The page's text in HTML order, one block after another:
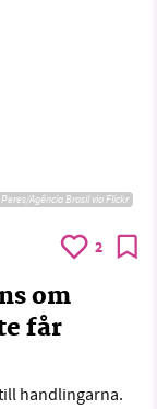
Agência Brasil via Flickr
2
om
får
handlingarna.